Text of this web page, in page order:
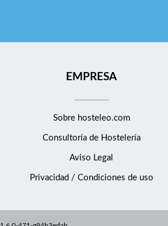
EMPRESA
Sobre hosteleo.com
Consultoría de Hostelería
Aviso Legal
Privacidad / Condiciones de uso